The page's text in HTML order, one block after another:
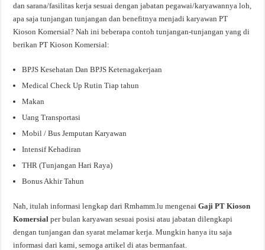
dan sarana/fasilitas kerja sesuai dengan jabatan pegawai/karyawannya loh,
apa saja tunjangan tunjangan dan benefitnya menjadi karyawan PT
Kioson Komersial? Nah ini beberapa contoh tunjangan-tunjangan yang di
berikan PT Kioson Komersial:
BPJS Kesehatan Dan BPJS Ketenagakerjaan
Medical Check Up Rutin Tiap tahun
Makan
Uang Transportasi
Mobil / Bus Jemputan Karyawan
Intensif Kehadiran
THR (Tunjangan Hari Raya)
Bonus Akhir Tahun
Nah, itulah informasi lengkap dari Rmhamm.lu mengenaiGaji PT Kioson
Komersialper bulan karyawan sesuai posisi atau jabatan dilengkapi
dengan tunjangan dan syarat melamar kerja. Mungkin hanya itu saja
informasi dari kami, semoga artikel di atas bermanfaat.